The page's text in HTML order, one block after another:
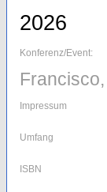
2026
Konferenz/Event:
Impressum
Umfang
ISBN